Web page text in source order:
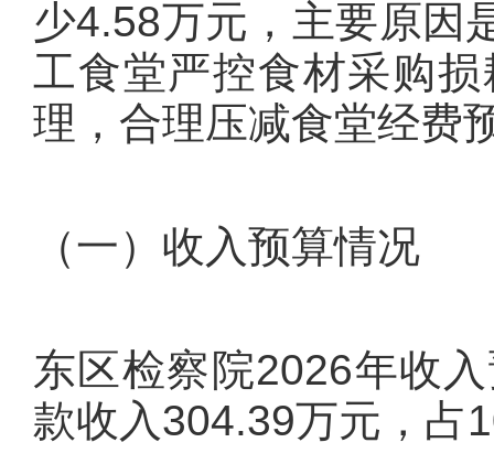
少4.58万元，主要原因
工食堂严控食材采购
理，合理压减食堂经费
（一）收入预算情况
东区检察院2026年收
款收入304.39万元，占